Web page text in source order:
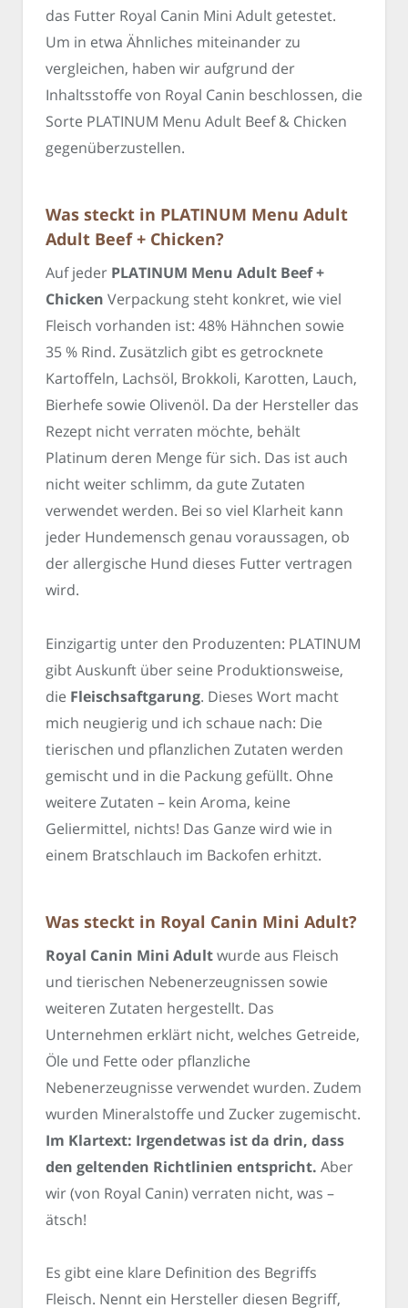
das Futter Royal Canin Mini Adult getestet.
Um in etwa Ähnliches miteinander zu
vergleichen, haben wir aufgrund der
Inhaltsstoffe von Royal Canin beschlossen, die
Sorte PLATINUM Menu Adult Beef & Chicken
gegenüberzustellen.
Was steckt in PLATINUM Menu Adult
Adult Beef + Chicken?
Auf jeder PLATINUM Menu Adult Beef +
Chicken Verpackung steht konkret, wie viel
Fleisch vorhanden ist: 48% Hähnchen sowie
35 % Rind. Zusätzlich gibt es getrocknete
Kartoffeln, Lachsöl, Brokkoli, Karotten, Lauch,
Bierhefe sowie Olivenöl. Da der Hersteller das
Rezept nicht verraten möchte, behält
Platinum deren Menge für sich. Das ist auch
nicht weiter schlimm, da gute Zutaten
verwendet werden. Bei so viel Klarheit kann
jeder Hundemensch genau voraussagen, ob
der allergische Hund dieses Futter vertragen
wird.
Einzigartig unter den Produzenten: PLATINUM
gibt Auskunft über seine Produktionsweise,
die Fleischsaftgarung. Dieses Wort macht
mich neugierig und ich schaue nach: Die
tierischen und pflanzlichen Zutaten werden
gemischt und in die Packung gefüllt. Ohne
weitere Zutaten – kein Aroma, keine
Geliermittel, nichts! Das Ganze wird wie in
einem Bratschlauch im Backofen erhitzt.
Was steckt in Royal Canin Mini Adult?
Royal Canin Mini Adultwurde aus Fleisch
und tierischen Nebenerzeugnissen sowie
weiteren Zutaten hergestellt. Das
Unternehmen erklärt nicht, welches Getreide,
Öle und Fette oder pflanzliche
Nebenerzeugnisse verwendet wurden. Zudem
wurden Mineralstoffe und Zucker zugemischt.
Im Klartext: Irgendetwas ist da drin, dass
den geltenden Richtlinien entspricht. Aber
wir (von Royal Canin) verraten nicht, was –
ätsch!
Es gibt eine klare Definition des Begriffs
Fleisch. Nennt ein Hersteller diesen Begriff,